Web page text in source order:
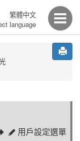
繁體中文
language
A 用戶設定選單